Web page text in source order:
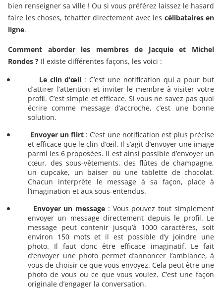
bien renseigner sa ville ! Ou si vous préférez laissez le hasard
faire les choses, tchatter directement avec les célibataires en
ligne.
Comment aborder les membres de Jacquie et Michel
Rondes ? Il existe différentes façons, les voici :
Le clin d’œil : C’est une notification qui a pour but
d’attirer l’attention et inviter le membre à visiter votre
profil. C’est simple et efficace. Si vous ne savez pas quoi
écrire comme message d’accroche, c’est une bonne
solution.
Envoyer un flirt : C’est une notification est plus précise
et efficace que le clin d’œil. Il s’agit d’envoyer une image
parmi les 6 proposées. Il est ainsi possible d’envoyer un
cœur, des sous-vêtements, des flûtes de champagne,
un cupcake, un baiser ou une tablette de chocolat.
Chacun interprète le message à sa façon, place à
l’imagination et aux sous-entendus.
Envoyer un message : Vous pouvez tout simplement
envoyer un message directement depuis le profil. Le
message peut contenir jusqu’à 1000 caractères, soit
environ 150 mots et il est possible d’y joindre une
photo. Il faut donc être efficace imaginatif. Le fait
d’envoyer une photo permet d’annoncer l’ambiance, à
vous de choisir ce que vous envoyez. Cela peut être une
photo de vous ou ce que vous voulez. C’est une façon
originale d’engager la conversation.